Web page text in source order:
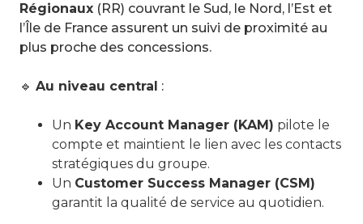
Régionaux (RR) couvrant le Sud, le Nord, l’Est et
l’Île de France assurent un suivi de proximité au
plus proche des concessions.
🔹 Au niveau central :
Un Key Account Manager (KAM) pilote le
compte et maintient le lien avec les contacts
stratégiques du groupe.
Un Customer Success Manager (CSM)
garantit la qualité de service au quotidien.